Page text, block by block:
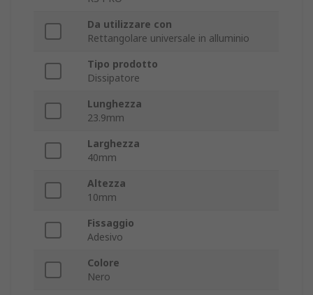
Da utilizzare con
Rettangolare universale in alluminio
Tipo prodotto
Dissipatore
Lunghezza
23.9mm
Larghezza
40mm
Altezza
10mm
Fissaggio
Adesivo
Colore
Nero